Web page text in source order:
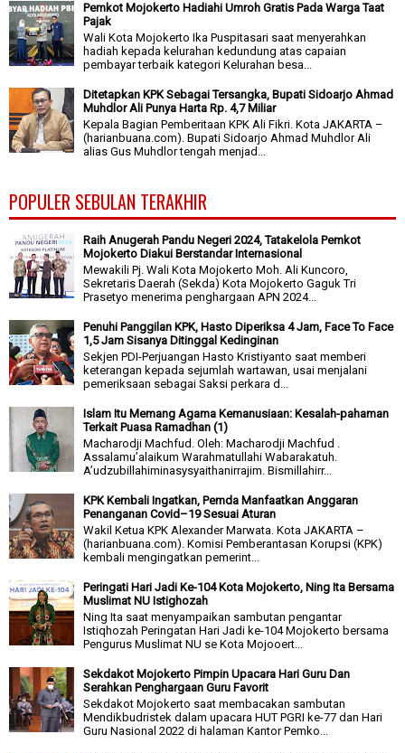
Pemkot Mojokerto Hadiahi Umroh Gratis Pada Warga Taat
Pajak
Wali Kota Mojokerto Ika Puspitasari saat menyerahkan
hadiah kepada kelurahan kedundung atas capaian
pembayar terbaik kategori Kelurahan besa...
Ditetapkan KPK Sebagai Tersangka, Bupati Sidoarjo Ahmad
Muhdlor Ali Punya Harta Rp. 4,7 Miliar
Kepala Bagian Pemberitaan KPK Ali Fikri. Kota JAKARTA –
(harianbuana.com). Bupati Sidoarjo Ahmad Muhdlor Ali
alias Gus Muhdlor tengah menjad...
POPULER SEBULAN TERAKHIR
Raih Anugerah Pandu Negeri 2024, Tatakelola Pemkot
Mojokerto Diakui Berstandar Internasional
Mewakili Pj. Wali Kota Mojokerto Moh. Ali Kuncoro,
Sekretaris Daerah (Sekda) Kota Mojokerto Gaguk Tri
Prasetyo menerima penghargaan APN 2024...
Penuhi Panggilan KPK, Hasto Diperiksa 4 Jam, Face To Face
1,5 Jam Sisanya Ditinggal Kedinginan
Sekjen PDI-Perjuangan Hasto Kristiyanto saat memberi
keterangan kepada sejumlah wartawan, usai menjalani
pemeriksaan sebagai Saksi perkara d...
Islam Itu Memang Agama Kemanusiaan: Kesalah-pahaman
Terkait Puasa Ramadhan (1)
Macharodji Machfud. Oleh: Macharodji Machfud .
Assalamu’alaikum Warahmatullahi Wabarakatuh.
A’udzubillahiminasysyaithanirrajim. Bismillahirr...
KPK Kembali Ingatkan, Pemda Manfaatkan Anggaran
Penanganan Covid–19 Sesuai Aturan
Wakil Ketua KPK Alexander Marwata. Kota JAKARTA –
(harianbuana.com). Komisi Pemberantasan Korupsi (KPK)
kembali mengingatkan pemerint...
Peringati Hari Jadi Ke-104 Kota Mojokerto, Ning Ita Bersama
Muslimat NU Istighozah
Ning Ita saat menyampaikan sambutan pengantar
Istiqhozah Peringatan Hari Jadi ke-104 Mojokerto bersama
Pengurus Muslimat NU se Kota Mojooert...
Sekdakot Mojokerto Pimpin Upacara Hari Guru Dan
Serahkan Penghargaan Guru Favorit
Sekdakot Mojokerto saat membacakan sambutan
Mendikbudristek dalam upacara HUT PGRI ke-77 dan Hari
Guru Nasional 2022 di halaman Kantor Pemko...